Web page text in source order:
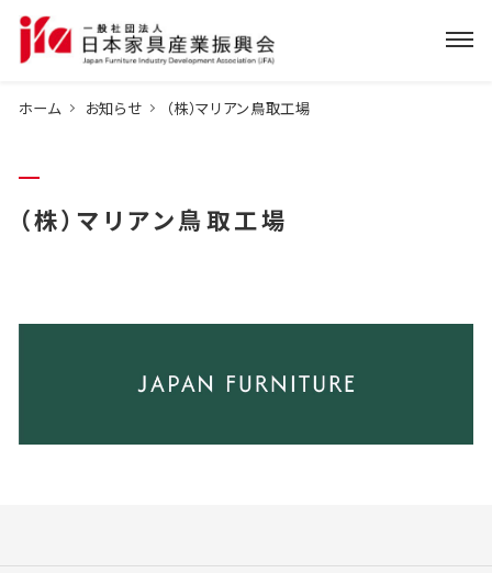
ホーム お知らせ （株）マリアン鳥取工場
（株）マリアン鳥取工場